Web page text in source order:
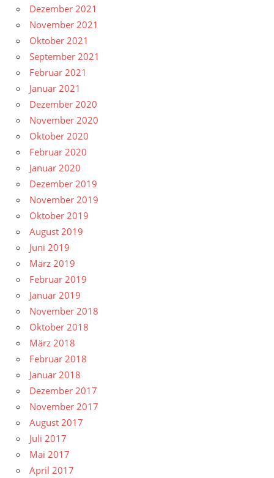
Dezember 2021
November 2021
Oktober 2021
September 2021
Februar 2021
Januar 2021
Dezember 2020
November 2020
Oktober 2020
Februar 2020
Januar 2020
Dezember 2019
November 2019
Oktober 2019
August 2019
Juni 2019
März 2019
Februar 2019
Januar 2019
November 2018
Oktober 2018
März 2018
Februar 2018
Januar 2018
Dezember 2017
November 2017
August 2017
Juli 2017
Mai 2017
April 2017